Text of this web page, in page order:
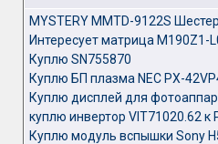
MYSTERY MMTD-9122S
Интересует матрица M190Z1-
Куплю SN755870
Куплю БП плазма NEC PX-
Куплю дисплей для
куплю инвертор VIT71020.62
Куплю модуль вспышки Sony